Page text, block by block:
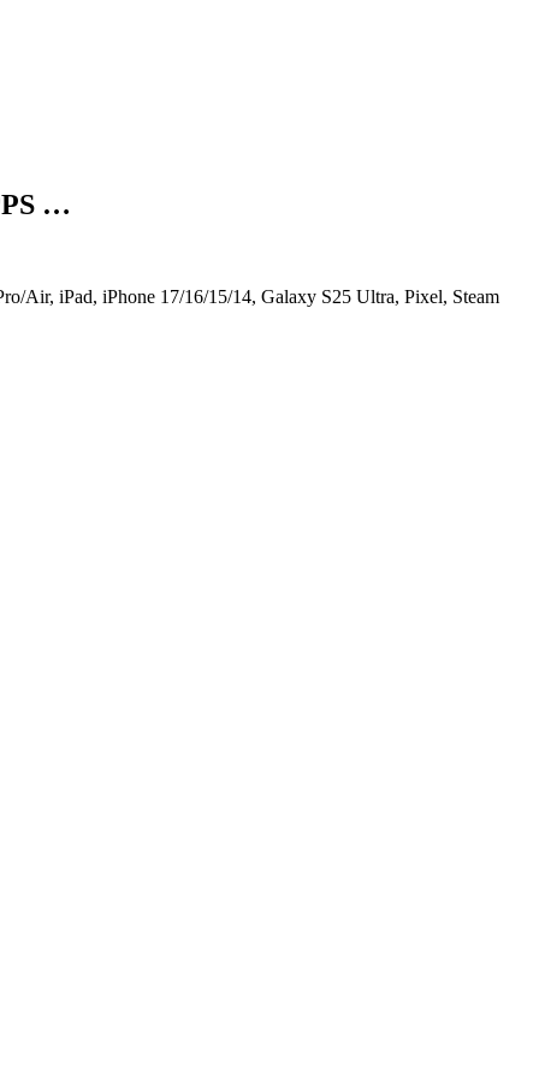
…
Air, iPad, iPhone 17/16/15/14, Galaxy S25 Ultra, Pixel, Steam